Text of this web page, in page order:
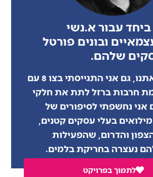
עבור א.נשי
ובונים פורטל
שלהם.
כמו הרבה מאתנו, גם אני התגייסתי בצו 8 עם
חרבות ברזל לתת את חלקי
אני נחשפתי לסיפורים של
בעלי עסקים קטנים,
והדרום, שהפעילות
נעצרה בחריקת בלמים.
לתמוך בפרויקט